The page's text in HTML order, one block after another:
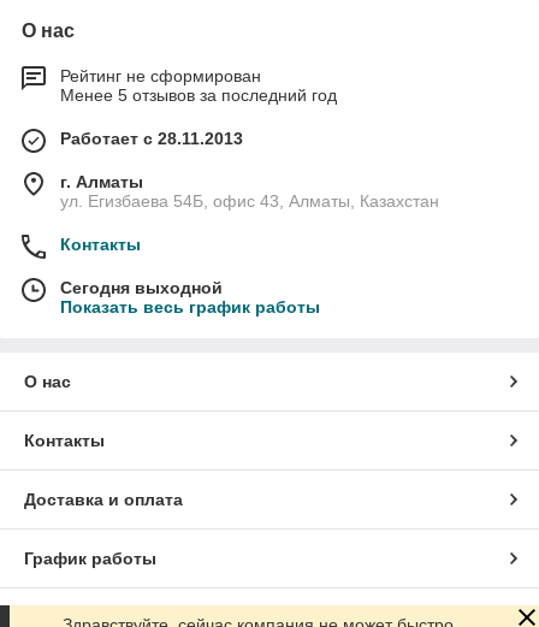
О нас
Рейтинг не сформирован
Менее 5 отзывов за последний год
Работает с 28.11.2013
г. Алматы
ул. Егизбаева 54Б, офис 43, Алматы, Казахстан
Контакты
Сегодня выходной
Показать весь график работы
О нас
Контакты
Доставка и оплата
График работы
Полная версия сайта